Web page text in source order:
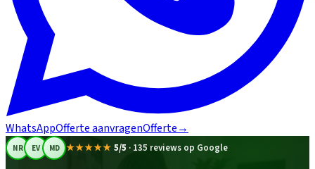
WhatsAppOfferte aanvragenOfferte→
NR EV MD ★★★★★ 5/5 · 135 reviews op Google